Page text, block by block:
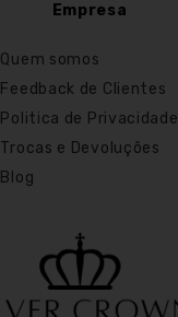
Empresa
Quem somos
Feedback de Clientes
Politica de Privacidade
Trocas e Devoluções
Blog